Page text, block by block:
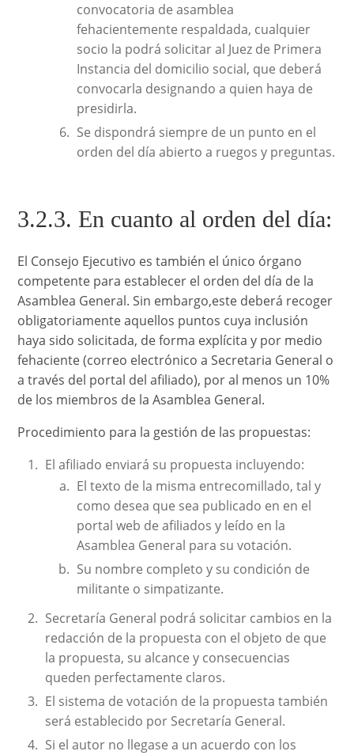
convocatoria de asamblea
fehacientemente respaldada, cualquier
socio la podrá solicitar al Juez de Primera
Instancia del domicilio social, que deberá
convocarla designando a quien haya de
presidirla.
Se dispondrá siempre de un punto en el
orden del día abierto a ruegos y preguntas.
3.2.3. En cuanto al orden del día:
El Consejo Ejecutivo es también el único órgano
competente para establecer el orden del día de la
Asamblea General. Sin embargo,este deberá recoger
obligatoriamente aquellos puntos cuya inclusión
haya sido solicitada, de forma explícita y por medio
fehaciente (correo electrónico a Secretaria General o
a través del portal del afiliado), por al menos un 10%
de los miembros de la Asamblea General.
Procedimiento para la gestión de las propuestas:
El afiliado enviará su propuesta incluyendo:
El texto de la misma entrecomillado, tal y
como desea que sea publicado en en el
portal web de afiliados y leído en la
Asamblea General para su votación.
Su nombre completo y su condición de
militante o simpatizante.
Secretaría General podrá solicitar cambios en la
redacción de la propuesta con el objeto de que
la propuesta, su alcance y consecuencias
queden perfectamente claros.
El sistema de votación de la propuesta también
será establecido por Secretaría General.
Si el autor no llegase a un acuerdo con los